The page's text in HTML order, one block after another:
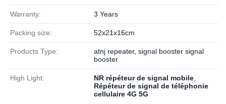
Warranty: 3 Years
Packing size: 52x21x16cm
Products Type:
atnj repeater, signal booster signal
booster
High Light: NR répéteur de signal mobile
Répéteur de signal de téléphonie
cellulaire 4G 5G